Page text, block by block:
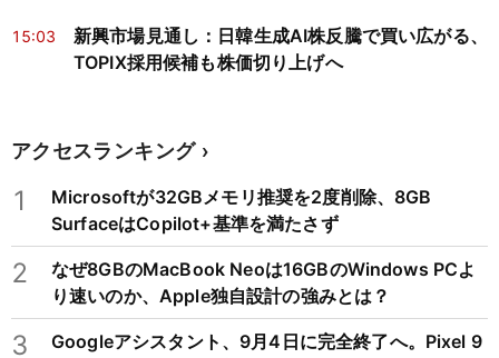
15:03
新興市場見通し：日韓生成AI株反騰で買い広がる、
TOPIX採用候補も株価切り上げへ
アクセスランキング
1
Microsoftが32GBメモリ推奨を2度削除、8GB
SurfaceはCopilot+基準を満たさず
2
なぜ8GBのMacBook Neoは16GBのWindows PCよ
り速いのか、Apple独自設計の強みとは？
3
Googleアシスタント、9月4日に完全終了へ。Pixel 9